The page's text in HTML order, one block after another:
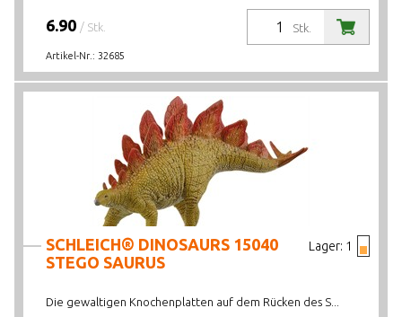
Stk.
6.90 / Stk.
Artikel-Nr.: 32685
Lager: 1
SCHLEICH® DINOSAURS 15040
STEGO SAURUS
Die gewaltigen Knochenplatten auf dem Rücken des S...